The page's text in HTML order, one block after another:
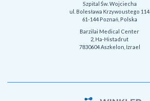
Szpital Św. Wojciecha
ul. Bolesława Krzywoustego 114
61-144 Poznań, Polska
Barzilai Medical Center
2, Ha-Histadrut
7830604 Aszkelon, Izrael